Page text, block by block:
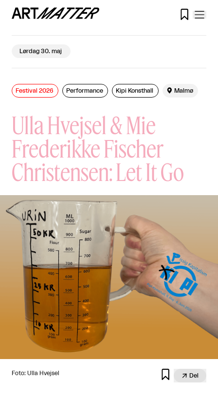

Lørdag 30. maj
Ulla Hvejsel & Mie
Frederikke Fischer
Christensen: Let It Go
Festival 2026 Performance Kipi Konsthall  Malmø
Foto: Ulla Hvejsel   Del